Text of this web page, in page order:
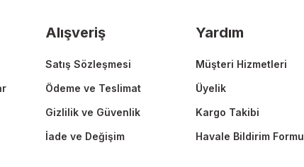
Gönder
Alışveriş
Satış Sözleşmesi
Ödeme ve Teslimat
Gizlilik ve Güvenlik
İade ve Değişim
Yardım
Müşteri Hizmetleri
Üyelik
Kargo Takibi
Havale Bildirim Formu